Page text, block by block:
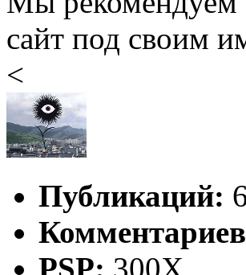
сайт под своим
<
Публикаций: